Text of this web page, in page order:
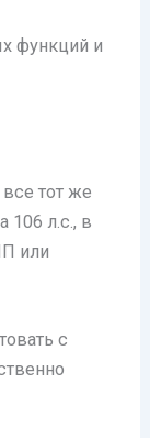
функций и
тот же
106 л.с., в
или
с